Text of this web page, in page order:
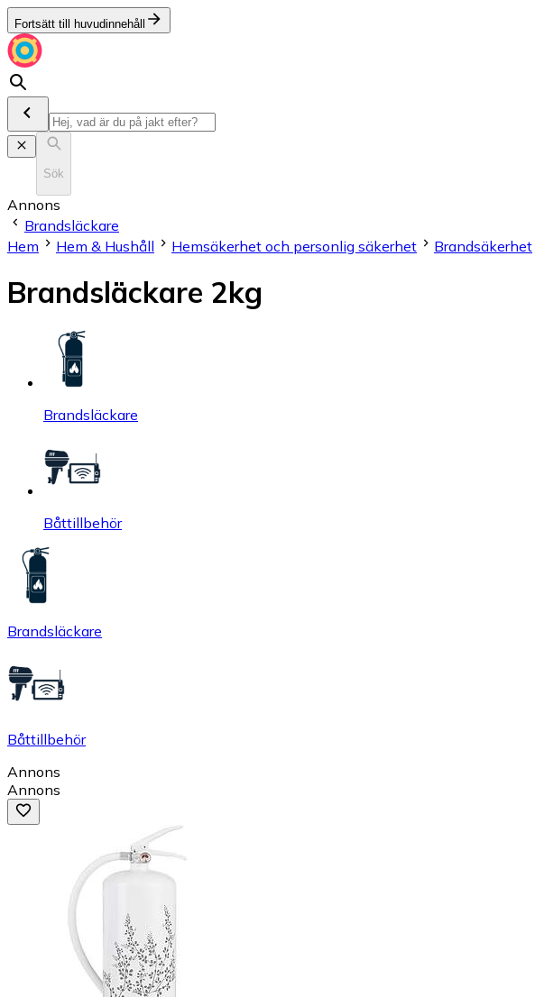
Fortsätt till huvudinnehåll
Sök
Annons
Brandsläckare
Hem
Hem & Hushåll Hemsäkerhet och personlig säkerhet Brandsäkerhet
Brandsläckare 2kg
Brandsläckare
Båttillbehör
Brandsläckare
Båttillbehör
Annons
Annons